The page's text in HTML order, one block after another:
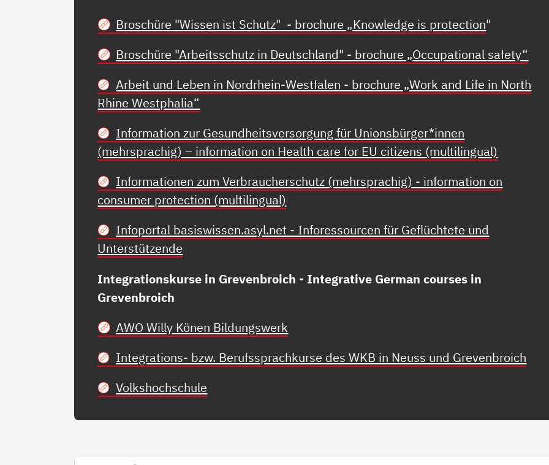
Broschüre "Wissen ist Schutz" - brochure „Knowledge is protection"
Broschüre "Arbeitsschutz in Deutschland" - brochure „Occupational safety“
Arbeit und Leben in Nordrhein-Westfalen - brochure „Work and Life in North
Rhine Westphalia“
Information zur Gesundheitsversorgung für Unionsbürger*innen
(mehrsprachig) – information on Health care for EU citizens (multilingual)
Informationen zum Verbraucherschutz (mehrsprachig) - information on
consumer protection (multilingual)
Infoportal basiswissen.asyl.net - Inforessourcen für Geflüchtete und
Unterstützende
Integrationskurse in Grevenbroich - Integrative German courses in
Grevenbroich
AWO Willy Könen Bildungswerk
Integrations- bzw. Berufssprachkurse des WKB in Neuss und Grevenbroich
Volkshochschule